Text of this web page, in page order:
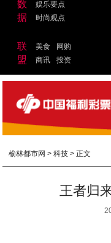
数
据
娱乐要点
时尚观点
联
盟
美食
网购
商讯
投资
榆林都市网 >科技 > 正文
王者归